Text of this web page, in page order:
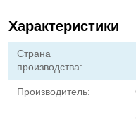
Характеристики
Страна
производства:
Производитель: